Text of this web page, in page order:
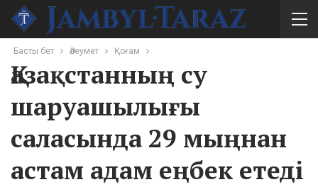
Басты бет Әлеумет Қоғам
Қазақстанның су
шаруашылығы
саласында 29 мыңнан
астам адам еңбек етеді